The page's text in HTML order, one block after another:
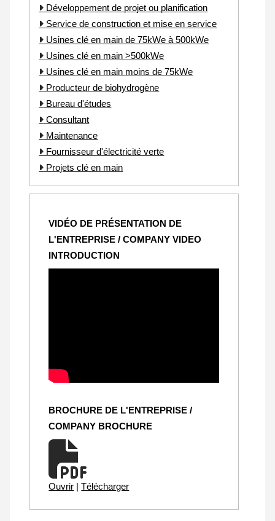
Développement de projet ou planification
Service de construction et mise en service
Usines clé en main de 75kWe à 500kWe
Usines clé en main >500kWe
Usines clé en main moins de 75kWe
Producteur de biohydrogène
Bureau d'études
Consultant
Maintenance
Fournisseur d'électricité verte
Projets clé en main
VIDÉO DE PRÉSENTATION DE
L'ENTREPRISE / COMPANY VIDEO
INTRODUCTION
BROCHURE DE L'ENTREPRISE /
COMPANY BROCHURE
Ouvrir | Télécharger